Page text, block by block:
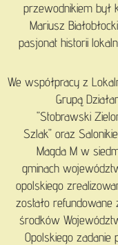
przewodnikiem był
Mariusz
pasjonat historii
We współpracy z
Grupą
"Stobrawski
Szlak" oraz
Magda M w
gminach
opolskiego
zostało refundowane
środków
Opolskiego zadanie